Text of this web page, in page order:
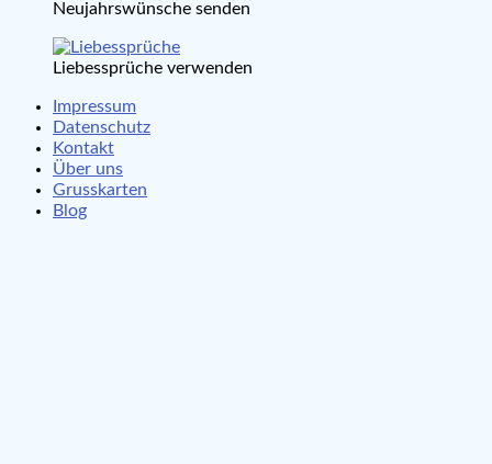
Neujahrswünsche senden
Liebessprüche verwenden
Impressum
Datenschutz
Kontakt
Über uns
Grusskarten
Blog